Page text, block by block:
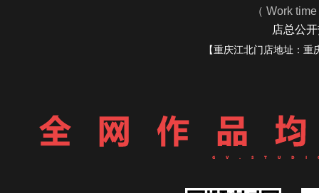
（ Work
店总公
【重庆江北门店地址：